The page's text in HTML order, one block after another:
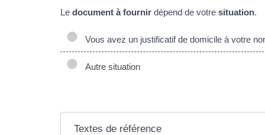
Le document à fournir dépend de votre situation.
Vous avez un justificatif de domicile à votre
Autre situation
Textes de référence